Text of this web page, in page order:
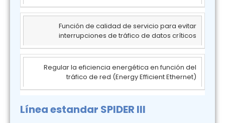
Función de calidad de servicio para evitar
interrupciones de tráfico de datos críticos
Regular la eficiencia energética en función del
tráfico de red (Energy Efficient Ethernet)
Línea estandar SPIDER III